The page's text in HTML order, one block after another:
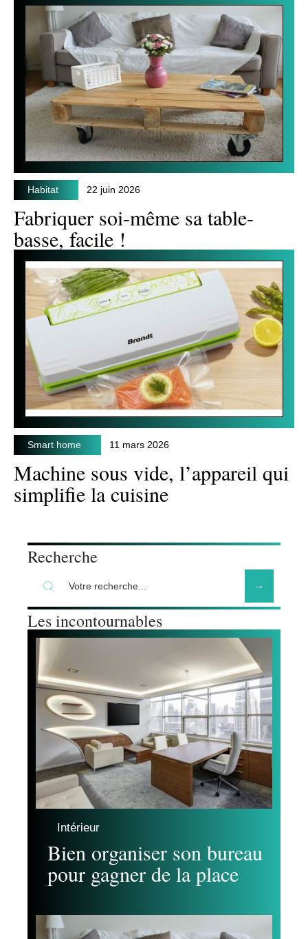
Habitat 22 juin 2026
Fabriquer soi-même sa table-
basse, facile !
Smart home 11 mars 2026
Machine sous vide, l’appareil qui
simplifie la cuisine
Recherche
Les incontournables
Intérieur
Bien organiser son bureau
pour gagner de la place